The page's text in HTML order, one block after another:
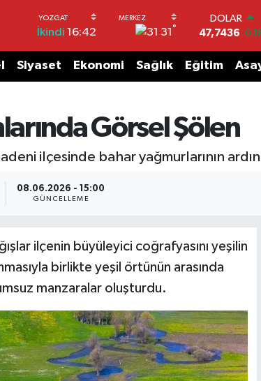
İkindi 16:42 31 °
DOLAR
47,7436
55,2510
6660.55
BİST100
-14
Siyaset Ekonomi Sağlık Eğitim
Görsel Şölen
ilçesinde bahar yağmurlarının
08.06.2026 - 15:00
GÜNCELLEME
ilçenin büyüleyici coğrafyasını yeşilin
birlikte yeşil örtünün arasında
manzaralar oluşturdu.